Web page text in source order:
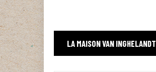
LA MAISON VAN INGHELANDT